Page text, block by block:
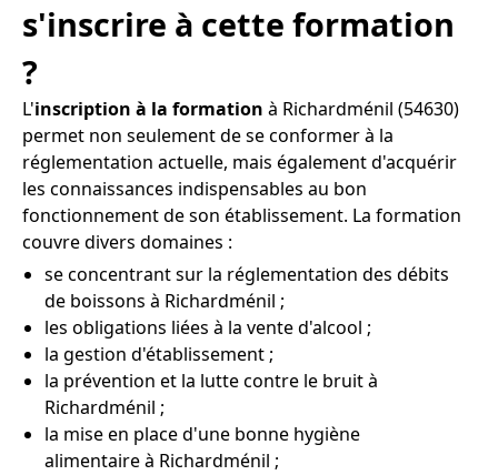
s'inscrire à cette formation
?
L'inscription à la formation à Richardménil (54630)
permet non seulement de se conformer à la
réglementation actuelle, mais également d'acquérir
les connaissances indispensables au bon
fonctionnement de son établissement. La formation
couvre divers domaines :
se concentrant sur la réglementation des débits
de boissons à Richardménil ;
les obligations liées à la vente d'alcool ;
la gestion d'établissement ;
la prévention et la lutte contre le bruit à
Richardménil ;
la mise en place d'une bonne hygiène
alimentaire à Richardménil ;